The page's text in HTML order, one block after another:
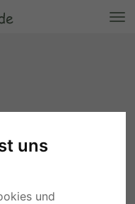
uns
und